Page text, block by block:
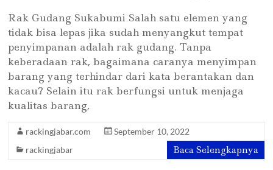
Rak Gudang Sukabumi Salah satu elemen yang
tidak bisa lepas jika sudah menyangkut tempat
penyimpanan adalah rak gudang. Tanpa
keberadaan rak, bagaimana caranya menyimpan
barang yang terhindar dari kata berantakan dan
kacau? Selain itu rak berfungsi untuk menjaga
kualitas barang,
rackingjabar.com
September 10, 2022
rackingjabar
Baca Selengkapnya